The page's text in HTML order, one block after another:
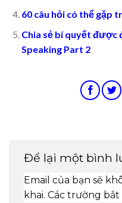
60 câu hỏi có thể gặp
Chia sẻ bí quyết được
Speaking Part 2
Để lại một bình
Email của bạn sẽ
khai. Các trường